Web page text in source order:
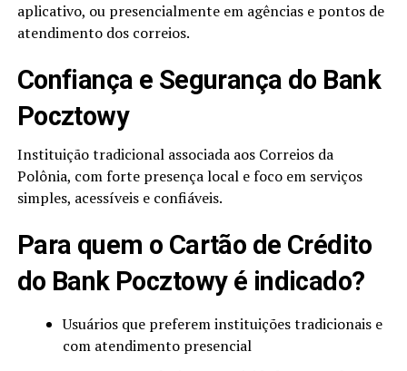
aplicativo, ou presencialmente em agências e pontos de
atendimento dos correios.
Confiança e Segurança do Bank
Pocztowy
Instituição tradicional associada aos Correios da
Polônia, com forte presença local e foco em serviços
simples, acessíveis e confiáveis.
Para quem o Cartão de Crédito
do Bank Pocztowy é indicado?
Usuários que preferem instituições tradicionais e
com atendimento presencial